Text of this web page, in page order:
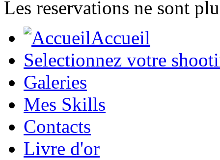
Les reservations ne sont
Accueil
Selectionnez votre
Galeries
Mes Skills
Contacts
Livre d'or